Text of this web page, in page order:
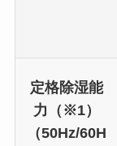
定格除湿能
力（※1）
（50Hz/60H